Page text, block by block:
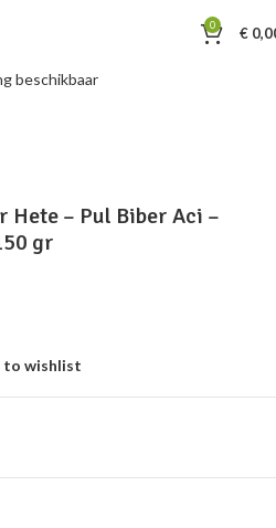
0 €
Hete – Pul Biber Aci –
gr
to wishlist